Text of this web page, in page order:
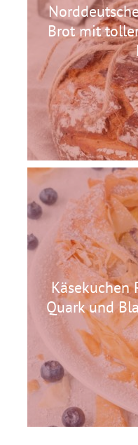
Brot mit
Käsekuchen
Quark und